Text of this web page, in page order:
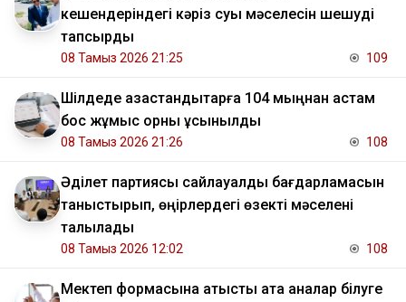
кешендеріндегі кәріз суы мәселесін шешуді
тапсырды
08 Тамыз 2026 21:25 109
​Шілдеде қазақстандықтарға 104 мыңнан астам
бос жұмыс орны ұсынылды
08 Тамыз 2026 21:26 108
Әділет партиясы сайлауалды бағдарламасын
таныстырып, өңірлердегі өзекті мәселені
талқылады
08 Тамыз 2026 12:02 108
Мектеп формасына қатысты ата аналар білуге